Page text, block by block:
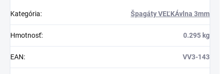
Kategória: Špagáty VEĽKÁvlna 3mm
Hmotnosť: 0.295 kg
EAN: VV3-143